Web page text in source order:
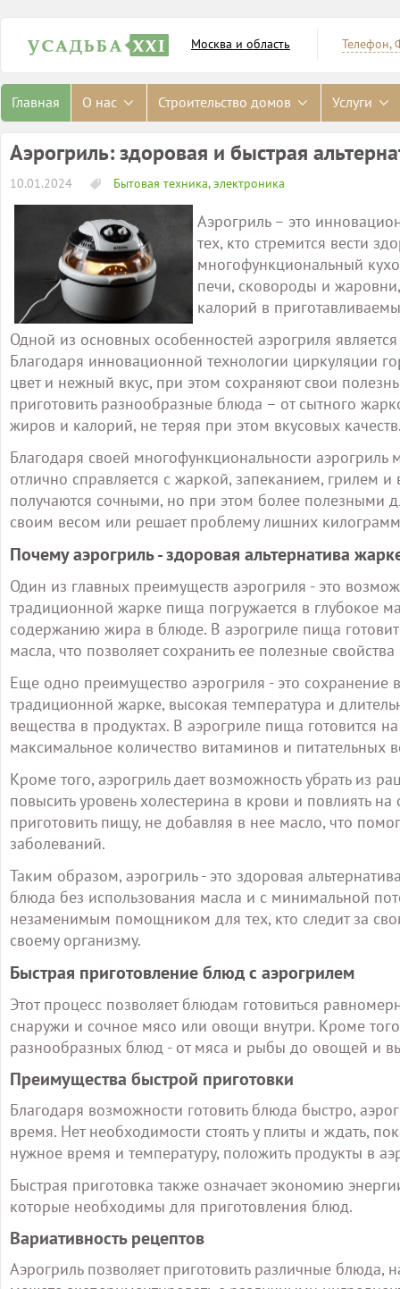
Телефон,
Москва и область
Главная О нас Строительство домов Услуги
Аэрогриль: здоровая и быстрая
10.01.2024 Бытовая техника, электроника
Аэрогриль – это
тех, кто стремится вести
многофункциональный
печи, сковороды и
калорий в
Одной из основных особенностей аэрогриля
Благодаря инновационной технологии циркуляции
цвет и нежный вкус, при этом сохраняют свои
приготовить разнообразные блюда – от сытного
жиров и калорий, не теряя при этом вкусовых
Благодаря своей многофункциональности
отлично справляется с жаркой, запеканием, грилем
получаются сочными, но при этом более полезными
своим весом или решает проблему лишних
Почему аэрогриль - здоровая альтернатива
Один из главных преимуществ аэрогриля - это
традиционной жарке пища погружается в глубокое
содержанию жира в блюде. В аэрогриле пища
масла, что позволяет сохранить ее полезные
Еще одно преимущество аэрогриля - это
традиционной жарке, высокая температура и
вещества в продуктах. В аэрогриле пища готовится
максимальное количество витаминов и питательных
Кроме того, аэрогриль дает возможность убрать
повысить уровень холестерина в крови и повлиять
приготовить пищу, не добавляя в нее масло, что
заболеваний.
Таким образом, аэрогриль - это здоровая
блюда без использования масла и с минимальной
незаменимым помощником для тех, кто следит за
своему организму.
Быстрая приготовление блюд с аэрогрилем
Этот процесс позволяет блюдам готовиться
снаружи и сочное мясо или овощи внутри. Кроме
разнообразных блюд - от мяса и рыбы до овощей и
Преимущества быстрой приготовки
Благодаря возможности готовить блюда быстро,
время. Нет необходимости стоять у плиты и ждать,
нужное время и температуру, положить продукты в
Быстрая приготовка также означает экономию
которые необходимы для приготовления блюд.
Вариативность рецептов
Аэрогриль позволяет приготовить различные